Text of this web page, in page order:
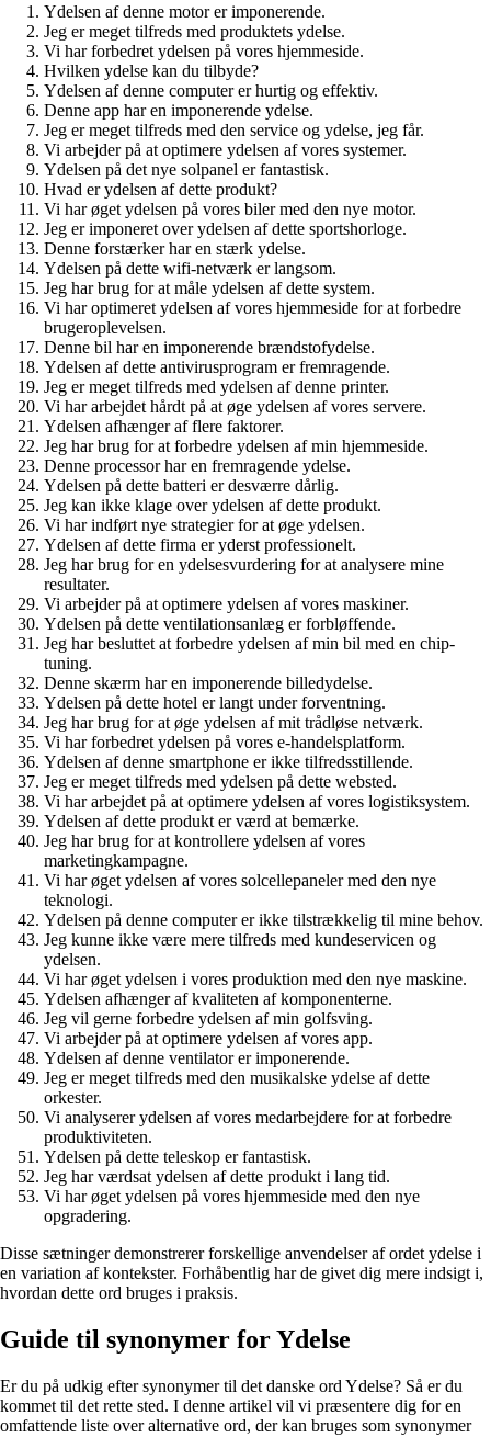
Ydelsen af ​​denne motor er imponerende.
Jeg er meget tilfreds med produktets ydelse.
Vi har forbedret ydelsen på vores hjemmeside.
Hvilken ydelse kan du tilbyde?
Ydelsen af ​​denne computer er hurtig og effektiv.
Denne app har en imponerende ydelse.
Jeg er meget tilfreds med den service og ydelse, jeg får.
Vi arbejder på at optimere ydelsen af ​​vores systemer.
Ydelsen på det nye solpanel er fantastisk.
Hvad er ydelsen af ​​dette produkt?
Vi har øget ydelsen på vores biler med den nye motor.
Jeg er imponeret over ydelsen af ​​dette sportshorloge.
Denne forstærker har en stærk ydelse.
Ydelsen på dette wifi-netværk er langsom.
Jeg har brug for at måle ydelsen af ​​dette system.
Vi har optimeret ydelsen af ​​vores hjemmeside for at forbedre
brugeroplevelsen.
Denne bil har en imponerende brændstofydelse.
Ydelsen af ​​dette antivirusprogram er fremragende.
Jeg er meget tilfreds med ydelsen af ​​denne printer.
Vi har arbejdet hårdt på at øge ydelsen af ​​vores servere.
Ydelsen afhænger af flere faktorer.
Jeg har brug for at forbedre ydelsen af ​​min hjemmeside.
Denne processor har en fremragende ydelse.
Ydelsen på dette batteri er desværre dårlig.
Jeg kan ikke klage over ydelsen af ​​dette produkt.
Vi har indført nye strategier for at øge ydelsen.
Ydelsen af ​​dette firma er yderst professionelt.
Jeg har brug for en ydelsesvurdering for at analysere mine
resultater.
Vi arbejder på at optimere ydelsen af ​​vores maskiner.
Ydelsen på dette ventilationsanlæg er forbløffende.
Jeg har besluttet at forbedre ydelsen af ​​min bil med en chip-
tuning.
Denne skærm har en imponerende billedydelse.
Ydelsen på dette hotel er langt under forventning.
Jeg har brug for at øge ydelsen af ​​mit trådløse netværk.
Vi har forbedret ydelsen på vores e-handelsplatform.
Ydelsen af ​​denne smartphone er ikke tilfredsstillende.
Jeg er meget tilfreds med ydelsen på dette websted.
Vi har arbejdet på at optimere ydelsen af ​​vores logistiksystem.
Ydelsen af ​​dette produkt er værd at bemærke.
Jeg har brug for at kontrollere ydelsen af ​​vores
marketingkampagne.
Vi har øget ydelsen af ​​vores solcellepaneler med den nye
teknologi.
Ydelsen på denne computer er ikke tilstrækkelig til mine behov.
Jeg kunne ikke være mere tilfreds med kundeservicen og
ydelsen.
Vi har øget ydelsen i vores produktion med den nye maskine.
Ydelsen afhænger af kvaliteten af ​​komponenterne.
Jeg vil gerne forbedre ydelsen af ​​min golfsving.
Vi arbejder på at optimere ydelsen af ​​vores app.
Ydelsen af ​​denne ventilator er imponerende.
Jeg er meget tilfreds med den musikalske ydelse af ​​dette
orkester.
Vi analyserer ydelsen af ​​vores medarbejdere for at forbedre
produktiviteten.
Ydelsen på dette teleskop er fantastisk.
Jeg har værdsat ydelsen af ​​dette produkt i lang tid.
Vi har øget ydelsen på vores hjemmeside med den nye
opgradering.
Disse sætninger demonstrerer forskellige anvendelser af ordet ydelse i
en variation af kontekster. Forhåbentlig har de givet dig mere indsigt i,
hvordan dette ord bruges i praksis.
Guide til synonymer for Ydelse
Er du på udkig efter synonymer til det danske ord Ydelse? Så er du
kommet til det rette sted. I denne artikel vil vi præsentere dig for en
omfattende liste over alternative ord, der kan bruges som synonymer